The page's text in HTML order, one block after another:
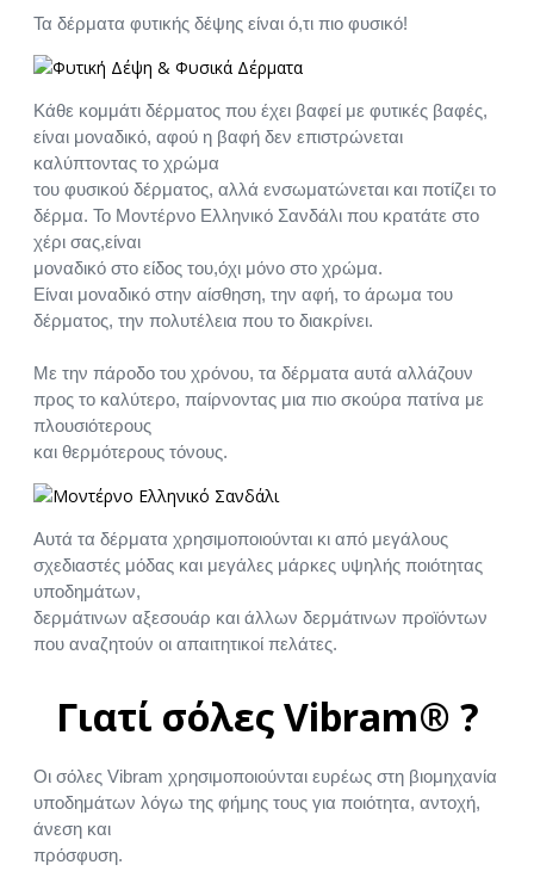
Τα δέρματα φυτικής δέψης είναι ό,τι πιο φυσικό!
Κάθε κομμάτι δέρματος που έχει βαφεί με φυτικές βαφές,
είναι μοναδικό, αφού η βαφή δεν επιστρώνεται
καλύπτοντας το χρώμα
του φυσικού δέρματος, αλλά ενσωματώνεται και ποτίζει το
δέρμα. Το Μοντέρνο Ελληνικό Σανδάλι που κρατάτε στο
χέρι σας,είναι
μοναδικό στο είδος του,όχι μόνο στο χρώμα.
Είναι μοναδικό στην αίσθηση, την αφή, το άρωμα του
δέρματος, την πολυτέλεια που το διακρίνει.
Με την πάροδο του χρόνου, τα δέρματα αυτά αλλάζουν
προς το καλύτερο, παίρνοντας μια πιο σκούρα πατίνα με
πλουσιότερους
και θερμότερους τόνους.
Αυτά τα δέρματα χρησιμοποιούνται κι από μεγάλους
σχεδιαστές μόδας και μεγάλες μάρκες υψηλής ποιότητας
υποδημάτων,
δερμάτινων αξεσουάρ και άλλων δερμάτινων προϊόντων
που αναζητούν οι απαιτητικοί πελάτες.
Γιατί σόλες Vibram® ?
Οι σόλες Vibram χρησιμοποιούνται ευρέως στη βιομηχανία
υποδημάτων λόγω της φήμης τους για ποιότητα, αντοχή,
άνεση και
πρόσφυση.